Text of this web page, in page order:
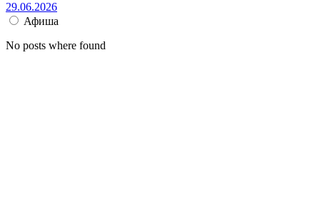
29.06.2026
Афиша
No posts where found